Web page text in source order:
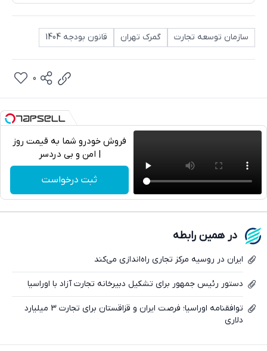
سازمان توسعه تجارت گمرک تهران قانون بودجه 1404
تلگرام
واتساپ
0
فروش خودرو شما به قیمت روز
| امن و بی دردسر
ثبت درخواست
در همین رابطه
ایران در روسیه مرکز تجاری راه‌اندازی می‌کند
دستور رئیس جمهور برای تشکیل دبیرخانه تجارت آزاد با اوراسیا
توافقنامه اوراسیا؛ فرصت ایران و قزاقستان برای تجارت 3 میلیارد
دلاری